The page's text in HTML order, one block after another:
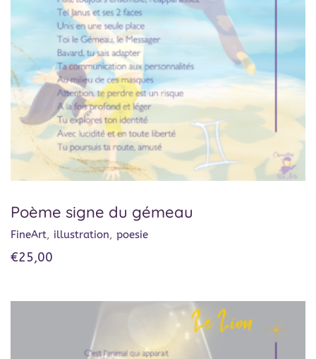
Poème signe du gémeau
FineArt, illustration, poesie
€25,00